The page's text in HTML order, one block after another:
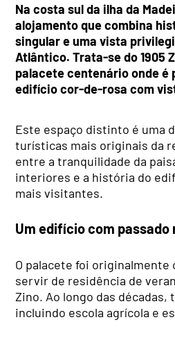
Na costa sul da ilha da
alojamento que combina
singular e uma vista
Atlântico. Trata-se do 1905
palacete centenário onde é
edifício cor-de-rosa com
Este espaço distinto é uma
turísticas mais originais da
entre a tranquilidade da
interiores e a história do
mais visitantes.
Um edifício com passado
O palacete foi originalmente
servir de residência de
Zino. Ao longo das décadas,
incluindo escola agrícola e